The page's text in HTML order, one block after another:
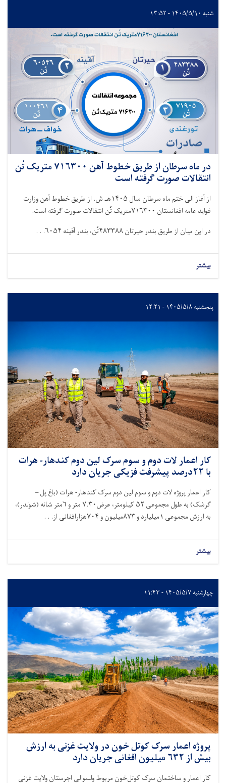
شنبه ۱۴۰۵/۵/۱۰ - ۱۳:۵۲
در ماه سرطان از طریق خطوط آهن ۷۱۶۳۰۰ متریک تُن
انتقالات صورت گرفته است
از آغاز الی ختم ماه سرطان سال ۱۴۰۵هـ.ش. از طریق خطوط آهن وزارت
فواید عامه افغانستان ۷۱۶۳۰۰متریک تُن انتقالات صورت گرفته است.
در این میان از طریق بندر حیرتان۴۸۳۳۸۸تُن، بندر آقینه ۶۰۵۴. . .
بیشتر
پنجشنبه ۱۴۰۵/۵/۸ - ۱۲:۲۱
کار اعمار لات دوم و سوم سرک لین دوم کندهار- هرات
با ۲۲درصد پیشرفت فزیکی جریان دارد
کار اعمار پروژه لات دوم و سوم لین دوم سرک کندهار- هرات (باغ پل –
ګرشک) به طول مجموعی ۵۲ کیلومتر، عرض۷.۳۰ متر و ۶متر شانه (شولدر)،
به ارزش مجموعی ۱میلیارد و ۸۷۳میلیون و ۷۰۴هزارافغانی از. . .
بیشتر
چهارشنبه ۱۴۰۵/۵/۷ - ۱۱:۴۳
پروژه اعمار سرک ‌کوتلِ خون در ولایت غزنی به ارزش
بیش از ۶۳۲ میلیون افغانی جریان دارد
کار اعمار و ساختمان سرک کوتل‌ِخون مربوط ولسوالی اجرستان ولایت غزنی